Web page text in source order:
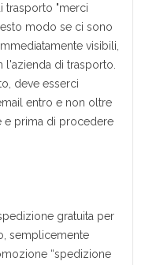
trasporto "merci
modo se ci sono
visibili,
di trasporto.
deve esserci
entro e non oltre
e prima di procedere
gratuita per
semplicemente
“spedizione